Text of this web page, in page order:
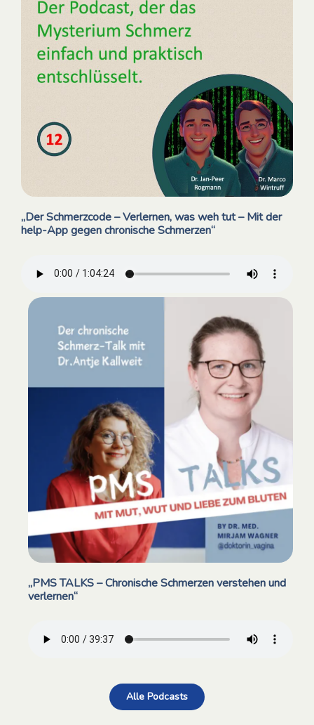
„Der Schmerzcode – Verlernen, was weh tut – Mit der
help-App gegen chronische Schmerzen“
„PMS TALKS – Chronische Schmerzen verstehen und
verlernen“
Alle Podcasts